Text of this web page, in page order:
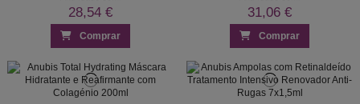
28,54 €
Comprar
31,06 €
Comprar